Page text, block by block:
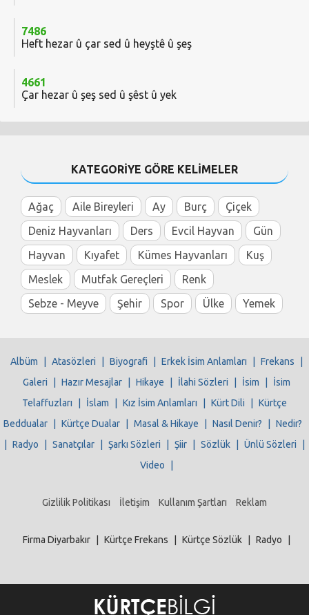
7486
Heft hezar û çar sed û heyştê û şeş
4661
Çar hezar û şeş sed û şêst û yek
KATEGORİYE GÖRE KELİMELER
Ağaç Aile Bireyleri Ay Burç
Çiçek
Deniz Hayvanları
Ders Evcil Hayvan
Gün
Hayvan
Kıyafet Kümes Hayvanları
Kuş
Meslek
Mutfak Gereçleri
Renk
Sebze - Meyve
Şehir Spor Ülke Yemek
Albüm Atasözleri Biyografi Erkek İsim Anlamları Frekans
Galeri
Hazır Mesajlar Hikaye İlahi Sözleri İsim
İsim
Telaffuzları
İslam Kız İsim Anlamları Kürt Dili
Kürtçe
Beddualar
Kürtçe Dualar Masal & Hikaye Nasıl Denir?
Nedir?
Radyo Sanatçılar Şarkı Sözleri Şiir Sözlük Ünlü Sözleri
Video
Gizlilik Politikası İletişim Kullanım Şartları Reklam
Firma Diyarbakır Kürtçe Frekans Kürtçe Sözlük Radyo